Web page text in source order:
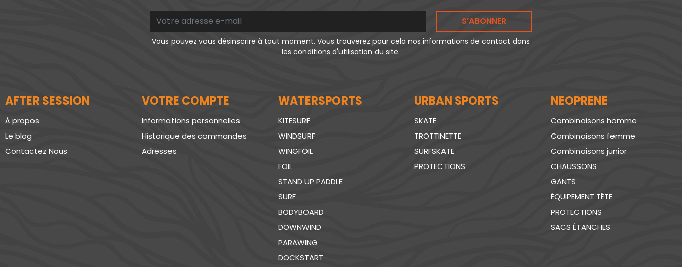
S’ABONNER
Vous pouvez vous désinscrire à tout moment. Vous trouverez pour cela nos informations de contact dans
les conditions d'utilisation du site.
AFTER SESSION
À propos
Le blog
Contactez Nous
VOTRE COMPTE
Informations personnelles
Historique des commandes
Adresses
WATERSPORTS
KITESURF
WINDSURF
WINGFOIL
FOIL
STAND UP PADDLE
SURF
BODYBOARD
DOWNWIND
PARAWING
DOCKSTART
URBAN SPORTS
SKATE
TROTTINETTE
SURFSKATE
PROTECTIONS
NEOPRENE
Combinaisons homme
Combinaisons femme
Combinaisons junior
CHAUSSONS
GANTS
ÉQUIPEMENT TÊTE
PROTECTIONS
SACS ÉTANCHES